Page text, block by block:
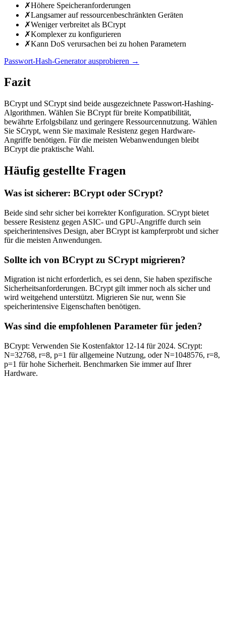
✗Höhere Speicheranforderungen
✗Langsamer auf ressourcenbeschränkten Geräten
✗Weniger verbreitet als BCrypt
✗Komplexer zu konfigurieren
✗Kann DoS verursachen bei zu hohen Parametern
Passwort-Hash-Generator ausprobieren →
Fazit
BCrypt und SCrypt sind beide ausgezeichnete Passwort-Hashing-
Algorithmen. Wählen Sie BCrypt für breite Kompatibilität,
bewährte Erfolgsbilanz und geringere Ressourcennutzung. Wählen
Sie SCrypt, wenn Sie maximale Resistenz gegen Hardware-
Angriffe benötigen. Für die meisten Webanwendungen bleibt
BCrypt die praktische Wahl.
Häufig gestellte Fragen
Was ist sicherer: BCrypt oder SCrypt?
Beide sind sehr sicher bei korrekter Konfiguration. SCrypt bietet
bessere Resistenz gegen ASIC- und GPU-Angriffe durch sein
speicherintensives Design, aber BCrypt ist kampferprobt und sicher
für die meisten Anwendungen.
Sollte ich von BCrypt zu SCrypt migrieren?
Migration ist nicht erforderlich, es sei denn, Sie haben spezifische
Sicherheitsanforderungen. BCrypt gilt immer noch als sicher und
wird weitgehend unterstützt. Migrieren Sie nur, wenn Sie
speicherintensive Eigenschaften benötigen.
Was sind die empfohlenen Parameter für jeden?
BCrypt: Verwenden Sie Kostenfaktor 12-14 für 2024. SCrypt:
N=32768, r=8, p=1 für allgemeine Nutzung, oder N=1048576, r=8,
p=1 für hohe Sicherheit. Benchmarken Sie immer auf Ihrer
Hardware.